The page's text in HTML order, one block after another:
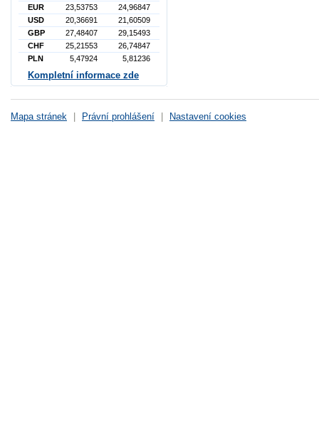
EUR
23,53753
24,96847
USD
20,36691
21,60509
GBP
27,48407
29,15493
CHF
25,21553
26,74847
PLN
5,47924 5,81236
Kompletní informace zde
Mapa stránek Právní prohlášení Nastavení cookies